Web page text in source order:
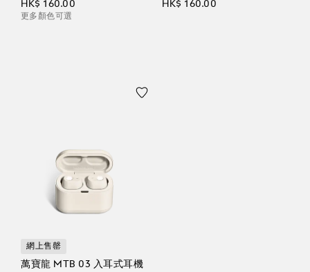
HK$ 160.00
更多顏色可選
HK$ 160.00
網上售罄
萬寶龍 MTB 03 入耳式耳機